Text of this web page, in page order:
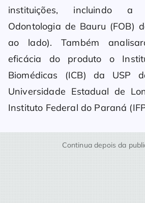
instituições, incluindo a
Odontologia de Bauru (FOB)
ao lado). Também
eficácia do produto o
Biomédicas (ICB) da USP
Universidade Estadual de
Instituto Federal do Paraná
Continua depois da